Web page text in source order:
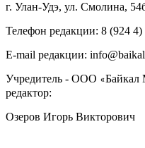
г. Улан-Удэ, ул. Смолина,
Телефон редакции: ‎‎8 (924 4)
E-mail редакции:
Учредитель - ООО «Байкал
редактор:
Озеров Игорь Викторович